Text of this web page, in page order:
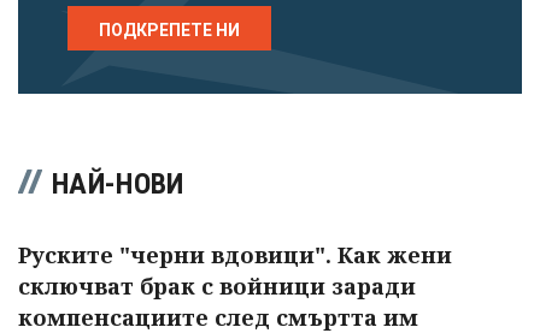
ПОДКРЕПЕТЕ НИ
НАЙ-НОВИ
Руските "черни вдовици". Как жени
сключват брак с войници заради
компенсациите след смъртта им